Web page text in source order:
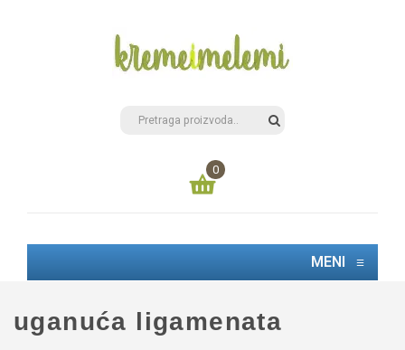
MENI ≡
0
UKUPNO: 0,00РСД
uganuća ligamenata